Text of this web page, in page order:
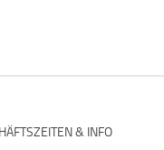
& INFO